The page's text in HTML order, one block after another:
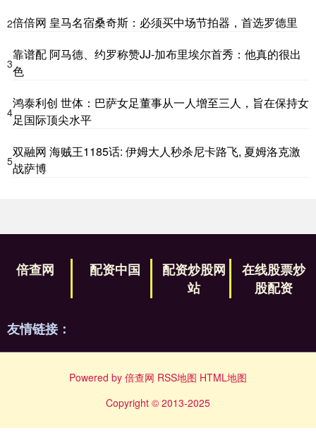
2倍倍网 皇马名宿桑奇斯：必须买中场节拍器，首选罗德里
3
靠谱配 阿马德、约罗称赞JJ-加布里埃尔首秀：他真的很出
色
4
鸿泰利创 世体：巴萨女足董事从一人增至三人，旨在保持女
足国际顶尖水平
5
双融网 海贼王1185话: 伊姆大人秒杀尼卡路飞, 夏姆洛克激
战萨博
倍查网 配资中国
配资炒股网
站
在线股票炒
股配资
友情链接：
Powered by 倍查网 RSS地图 HTML地图
Copyright © 2013-2025